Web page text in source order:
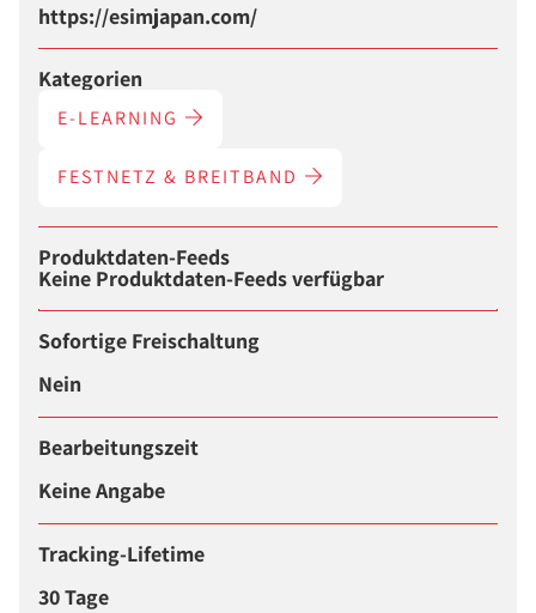
https://esimjapan.com/
Kategorien
E-LEARNING
FESTNETZ & BREITBAND
Produktdaten-Feeds
Keine Produktdaten-Feeds verfügbar
Sofortige Freischaltung
Nein
Bearbeitungszeit
Keine Angabe
Tracking-Lifetime
30 Tage